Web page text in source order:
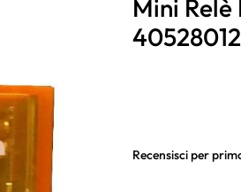
Mini
Recensisci per